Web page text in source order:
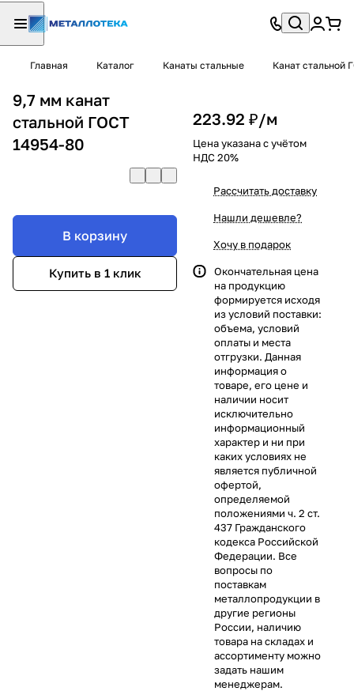
Главная Каталог Канаты стальные Канат стальной
9,7 мм канат
стальной ГОСТ
14954-80
В корзину
Купить в 1 клик
223.92 ₽/м
Цена указана с учётом
НДС 20%
Рассчитать доставку
Нашли дешевле?
Хочу в подарок
Окончательная цена
на продукцию
формируется исходя
из условий поставки:
объема, условий
оплаты и места
отгрузки. Данная
информация о
товаре, его цене и
наличии носит
исключительно
информационный
характер и ни при
каких условиях не
является публичной
офертой,
определяемой
положениями ч. 2 ст.
437 Гражданского
кодекса Российской
Федерации. Все
вопросы по
поставкам
металлопродукции в
другие регионы
России, наличию
товара на складах и
ассортименту можно
задать нашим
менеджерам.